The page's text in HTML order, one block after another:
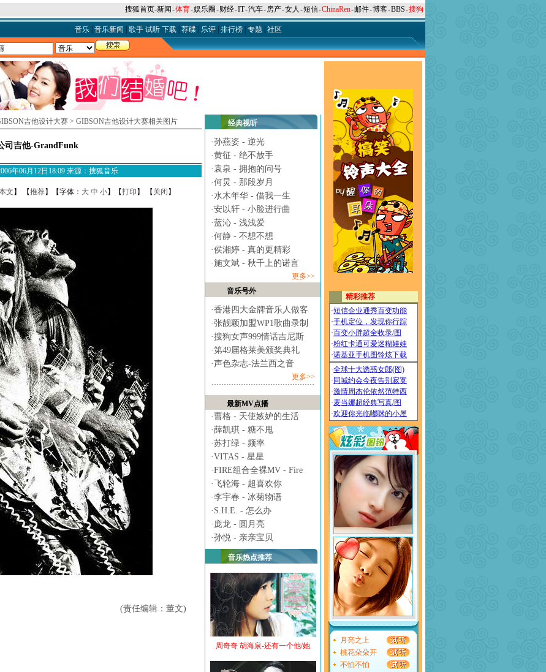
搜狐首页-新闻-体育-娱乐圈 -财经-IT-汽车-房产-女人 -短信-ChinaRen-邮件-博客-BBS-搜狗
音乐| 音乐新闻 歌手 试听 下载| 荐碟| 乐评| 排行榜| 专题 社区
吉他设计大赛 > GIBSON吉他设计大赛相关图片
司吉他-GrandFunk
年06月12日18:09 来源：搜狐音乐
文 】 【推荐】【字体： 大 中 小】【打印 】 【 关闭 】
(责任编辑：董文)
经典视听
·孙燕姿 - 逆光
·黄征 - 绝不放手
·袁泉 - 拥抱的问号
·何炅 - 那段岁月
·水木年华 - 借我一生
·安以轩 - 小脸进行曲
·蓝沁 - 浅浅爱
·何静 - 不想不想
·侯湘婷 - 真的更精彩
·施文斌 - 秋千上的诺言
更多>>
音乐号外
·香港四大金牌音乐人做客
·张靓颖加盟WP1歌曲录制
·搜狗女声999情话吉尼斯
·第49届格莱美颁奖典礼
·声色杂志-法兰西之音
更多>>
最新MV点播
·曹格 - 天使嫉妒的生活
·薛凯琪 - 糖不甩
·苏打绿 - 频率
·VITAS - 星星
·FIRE组合全裸MV - Fire
· 飞轮海 - 超喜欢你
·李宇春 - 冰菊物语
· S.H.E. - 怎么办
· 庞龙 - 圆月亮
·孙悦 - 亲亲宝贝
音乐热点推荐
周奇奇 胡海泉-还有一个他/她
月亮之上
桃花朵朵开
不怕不怕